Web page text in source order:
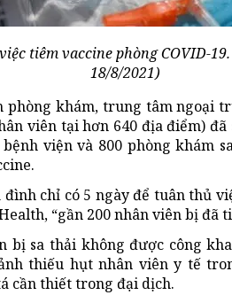
tiêm vaccine phòng COVID-
18/8/2021)
khám, trung tâm ngoại
viên tại hơn 640 địa điểm)
viện và 800 phòng khám
chỉ có 5 ngày để tuân thủ
“gần 200 nhân viên bị đã
bị sa thải không được công
thiếu hụt nhân viên y tế
cần thiết trong đại dịch.